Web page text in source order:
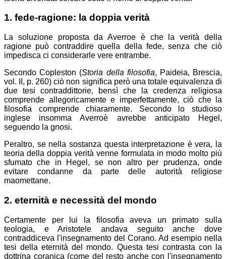
1. fede-ragione: la doppia verità
La soluzione proposta da Averroe è che la verità della
ragione può contraddire quella della fede, senza che ciò
impedisca ci considerarle vere entrambe.
Secondo Copleston (Storia della filosofia, Paideia, Brescia,
vol. II, p. 260) ciò non significa però una totale equivalenza di
due tesi contraddittorie, bensì che la credenza religiosa
comprende allegoricamente e imperfettamente, ciò che la
filosofia comprende chiaramente. Secondo lo studioso
inglese insomma Averroè avrebbe anticipato Hegel,
seguendo la gnosi.
Peraltro, se nella sostanza questa interpretazione è vera, la
teoria della doppia verità venne formulata in modo molto più
sfumato che in Hegel, se non altro per prudenza, onde
evitare condanne da parte delle autorità religiose
maomettane.
2. eternità e necessità del mondo
Certamente per lui la filosofia aveva un primato sulla
teologia, e Aristotele andava seguito anche dove
contraddiceva l'insegnamento del Corano. Ad esempio nella
tesi della eternità del mondo. Questa tesi contrasta con la
dottrina coranica (come del resto anche con l'insegnamento